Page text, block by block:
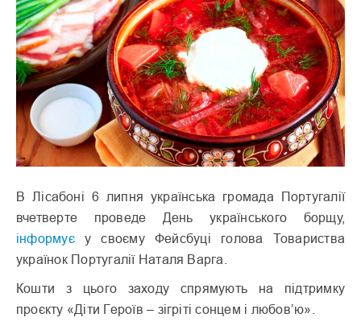
В Лісабоні 6 липня українська громада Португалії
вчетверте проведе День українського борщу,
інформуєу своєму Фейсбуці голова Товариства
українок Португалії Наталя Варга.
Кошти з цього заходу спрямують на підтримку
проєкту «Діти Героїв – зігріті сонцем і любов’ю».